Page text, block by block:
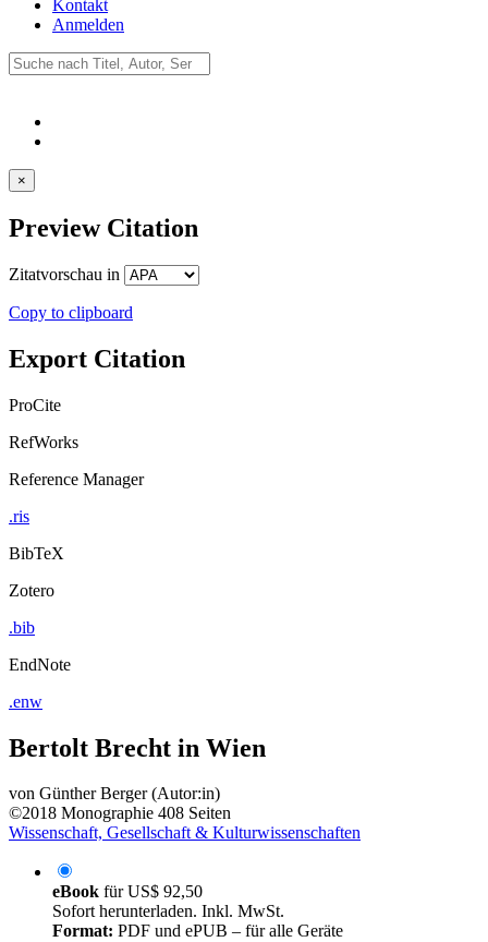
Kontakt
Anmelden
×
Preview Citation
Zitatvorschau in
Copy to clipboard
Export Citation
ProCite
RefWorks
Reference Manager
.ris
BibTeX
Zotero
.bib
EndNote
.enw
Bertolt Brecht in Wien
von Günther Berger (Autor:in)
©2018 Monographie 408 Seiten
Wissenschaft, Gesellschaft & Kulturwissenschaften
eBook fürUS$ 92,50
Sofort herunterladen. Inkl. MwSt.
Format: PDF und ePUB – für alle Geräte